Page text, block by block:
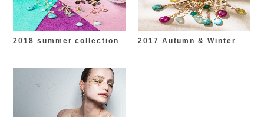
2018 summer collection 2017 Autumn & Winter